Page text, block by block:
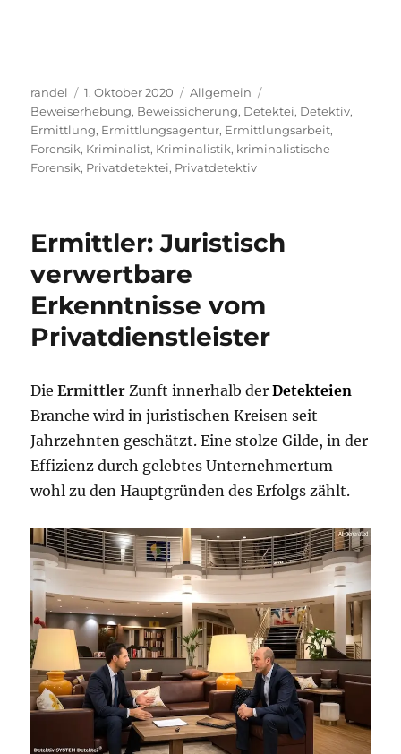
Autor
randel
Veröffentlicht
am
1. Oktober 2020 Kategorien
Allgemein
Beweiserhebung, Beweissicherung, Detektei, Detektiv,
Ermittlung, Ermittlungsagentur, Ermittlungsarbeit,
Forensik, Kriminalist, Kriminalistik, kriminalistische
Forensik, Privatdetektei, Privatdetektiv
Ermittler: Juristisch
verwertbare
Erkenntnisse vom
Privatdienstleister
DieErmittler Zunft innerhalb derDetekteien
Branche wird in juristischen Kreisen seit
Jahrzehnten geschätzt. Eine stolze Gilde, in der
Effizienz durch gelebtes Unternehmertum
wohl zu den Hauptgründen des Erfolgs zählt.